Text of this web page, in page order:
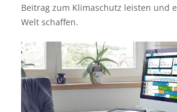
Beitrag zum Klimaschutz leisten und
Welt schaffen.